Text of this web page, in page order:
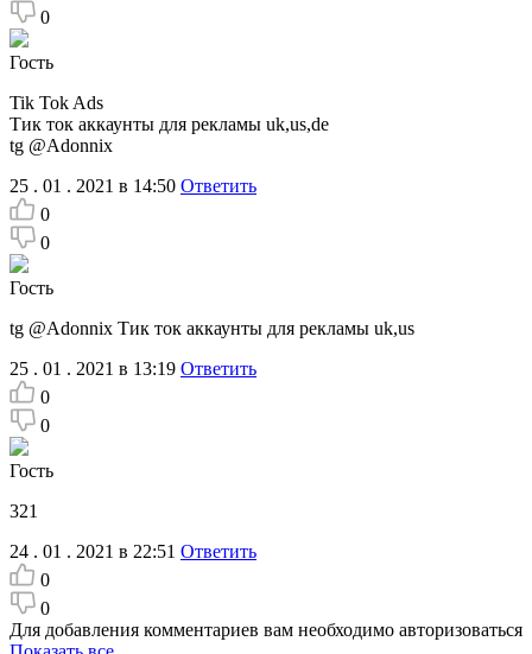
0
Гость
Tik Tok Ads
Тик ток аккаунты для рекламы uk,us,de
tg @Adonnix
25 . 01 . 2021 в 14:50 Ответить
0
0
Гость
tg @Adonnix Тик ток аккаунты для рекламы uk,us
25 . 01 . 2021 в 13:19 Ответить
0
0
Гость
321
24 . 01 . 2021 в 22:51 Ответить
0
0
Для добавления комментариев вам необходимо авторизоваться